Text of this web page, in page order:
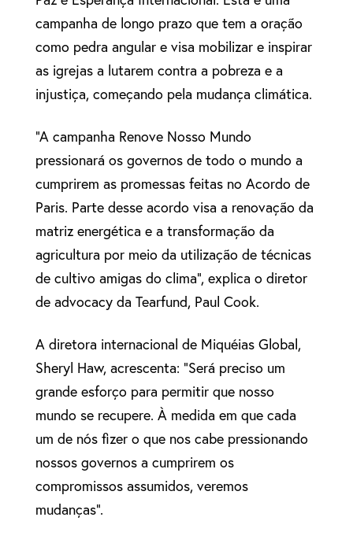
campanha de longo prazo que tem a oração
como pedra angular e visa mobilizar e inspirar
as igrejas a lutarem contra a pobreza e a
injustiça, começando pela mudança climática.
“A campanha Renove Nosso Mundo
pressionará os governos de todo o mundo a
cumprirem as promessas feitas no Acordo de
Paris. Parte desse acordo visa a renovação da
matriz energética e a transformação da
agricultura por meio da utilização de técnicas
de cultivo amigas do clima”, explica o diretor
de advocacy da Tearfund, Paul Cook.
A diretora internacional de Miquéias Global,
Sheryl Haw, acrescenta: “Será preciso um
grande esforço para permitir que nosso
mundo se recupere. À medida em que cada
um de nós fizer o que nos cabe pressionando
nossos governos a cumprirem os
compromissos assumidos, veremos
mudanças”.